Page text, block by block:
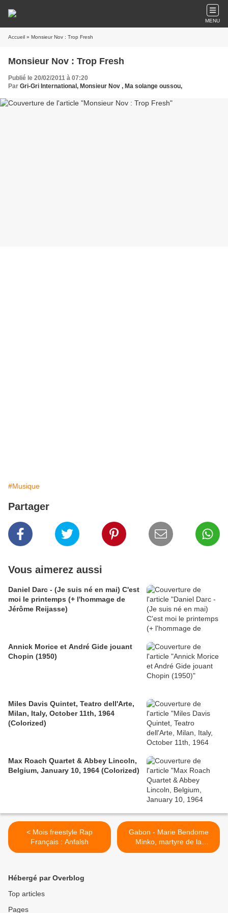
MENU
Accueil » Monsieur Nov : Trop Fresh
Monsieur Nov : Trop Fresh
Publié le 20/02/2011 à 07:20
Par Gri-Gri International, Monsieur Nov , Ma solange oussou,
#Musique
Partager
Vous aimerez aussi
Daniel Darc - (Je suis né en mai) C'est
moi le printemps (+ l'hommage de
Jérôme Reijasse)
Annick Morice et André Gide jouant
Chopin (1950)
Miles Davis Quintet, Teatro dell'Arte,
Milan, Italy, October 11th, 1964
(Colorized)
Max Roach Quartet & Abbey Lincoln,
Belgium, January 10, 1964 (Colorized)
< Mois freestyle Rap
Français : Anfalsh
Gabon - Marie Bendome
Minko, martyre de la
démocratie gabonaise >
Hébergé par Overblog
Top articles
Pages